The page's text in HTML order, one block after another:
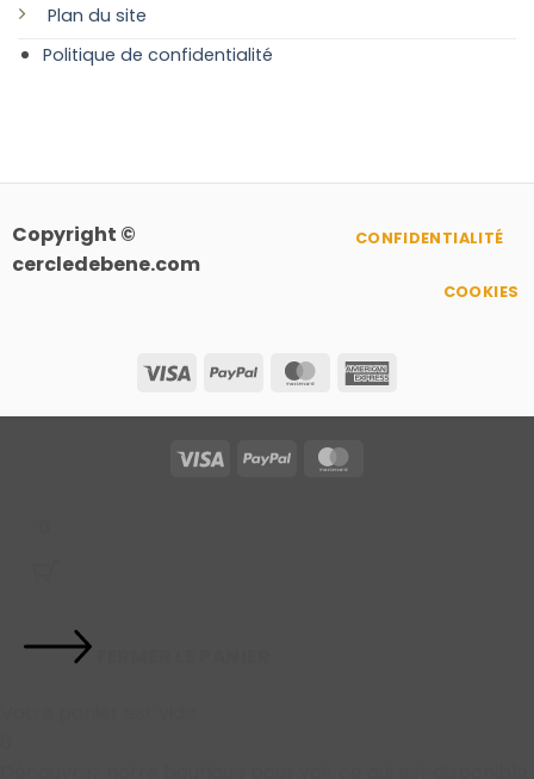
Plan du site
Politique de confidentialité
Copyright ©
cercledebene.com
Visa PayPal MasterCard
CONFIDENTIALITÉ
COOKIES
Visa PayPal